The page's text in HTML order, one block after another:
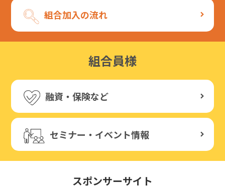
組合加入の流れ
組合員様
融資・保険など
セミナー・イベント情報
スポンサーサイト